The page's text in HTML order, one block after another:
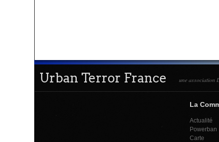
Urban Terror France une association
La
Actualité
Powerban
Carte